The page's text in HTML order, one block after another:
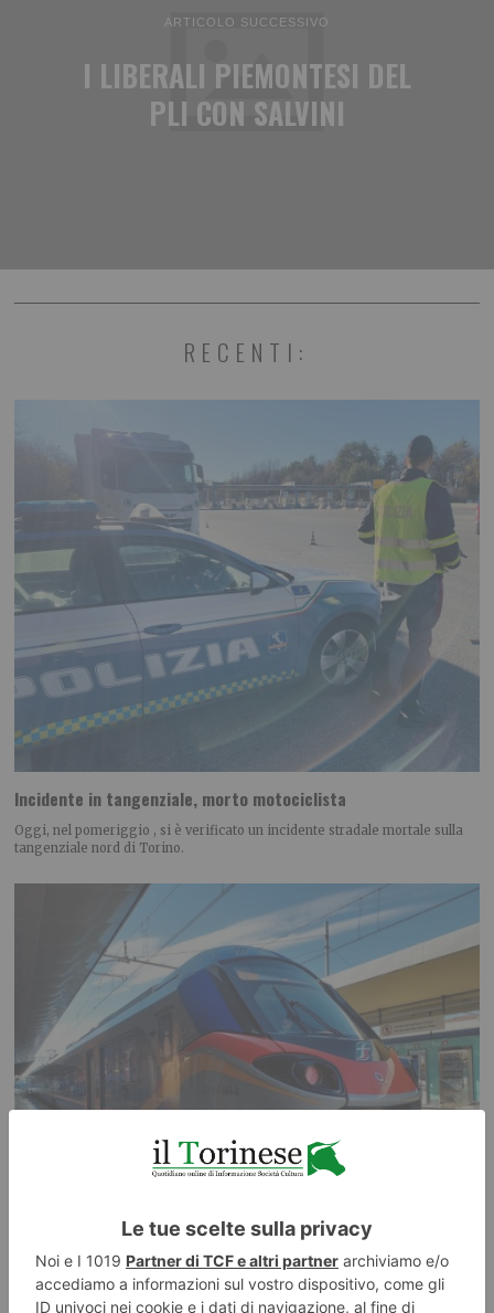
ARTICOLO SUCCESSIVO
I LIBERALI PIEMONTESI DEL
PLI CON SALVINI
RECENTI:
Incidente in tangenziale, morto motociclista
Oggi, nel pomeriggio , si è verificato un incidente stradale mortale sulla
tangenziale nord di Torino.
Treni, lavori tra Salbertrand e Bussoleno